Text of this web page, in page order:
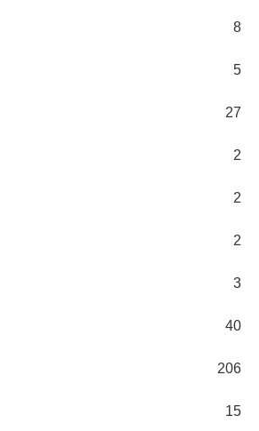
8
5
27
2
2
2
3
40
206
15